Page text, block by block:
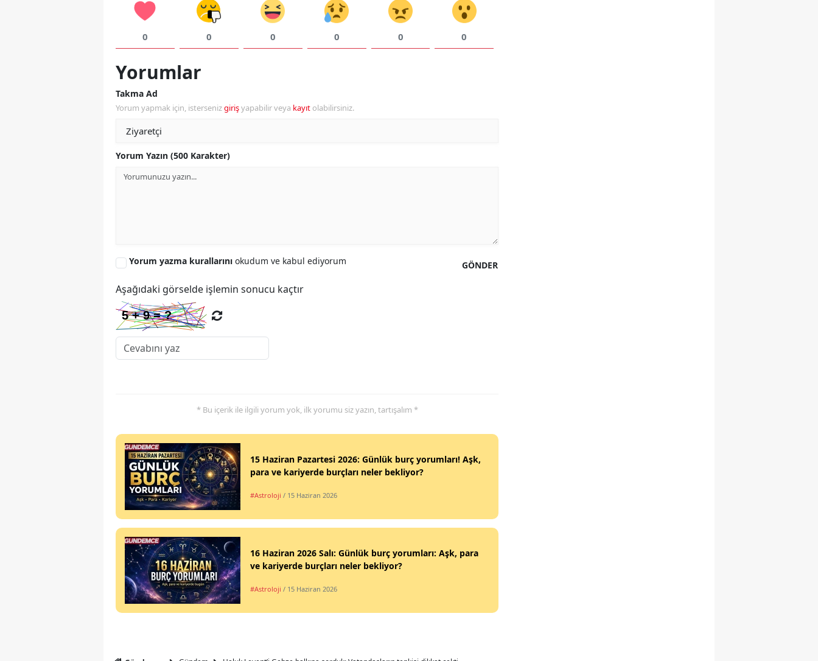
Trabzon
Karaman
Kırıkkale
Karabük
Kilis
Düzce
0 0 0 0 0 0
Yorumlar
Takma Ad
Yorum yapmak için, istersenizgirişyapabilir veya kayıt olabilirsiniz.
Yorum Yazın (500 Karakter)
GÖNDER
Yorum yazma kurallarını okudum ve kabul ediyorum
Aşağıdaki görselde işlemin sonucu kaçtır
* Bu içerik ile ilgili yorum yok, ilk yorumu siz yazın, tartışalım *
15 Haziran Pazartesi 2026: Günlük burç yorumları! Aşk,
para ve kariyerde burçları neler bekliyor?
#Astroloji / 15 Haziran 2026
16 Haziran 2026 Salı: Günlük burç yorumları: Aşk, para
ve kariyerde burçları neler bekliyor?
#Astroloji / 15 Haziran 2026